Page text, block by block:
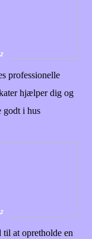
professionelle
hjælper dig og
godt i hus
til at opretholde en